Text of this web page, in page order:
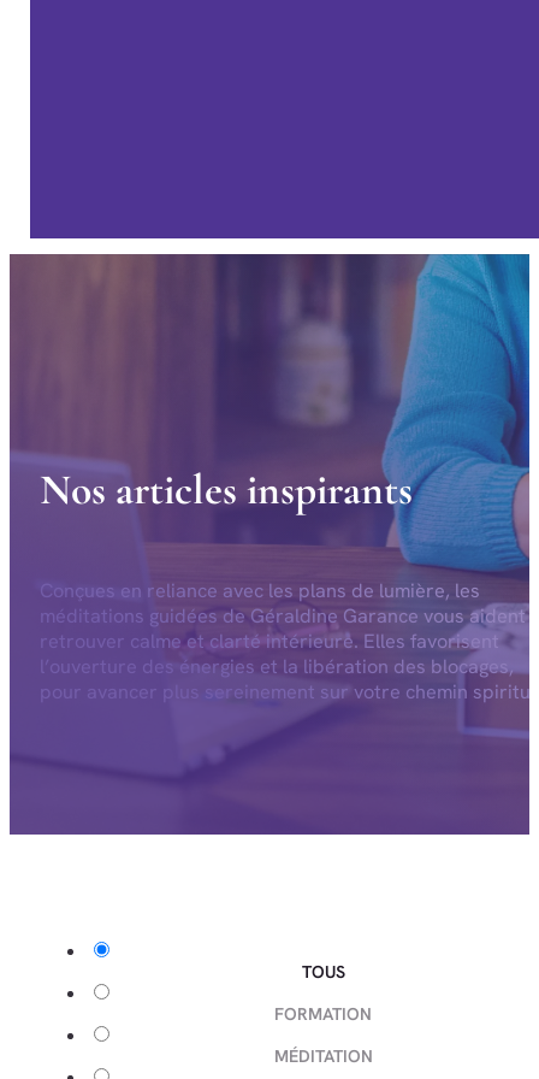
Nos articles inspirants
Conçues en reliance avec les plans de lumière, les
méditations guidées de Géraldine Garance vous aident
retrouver calme et clarté intérieure. Elles favorisent
l’ouverture des énergies et la libération des blocages,
pour avancer plus sereinement sur votre chemin
TOUS
FORMATION
MÉDITATION